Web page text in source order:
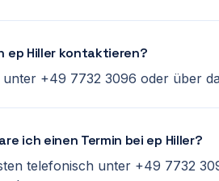
ep Hiller kontaktieren?
unter +49 7732 3096 oder über
ich einen Termin bei ep Hiller?
telefonisch unter +49 7732